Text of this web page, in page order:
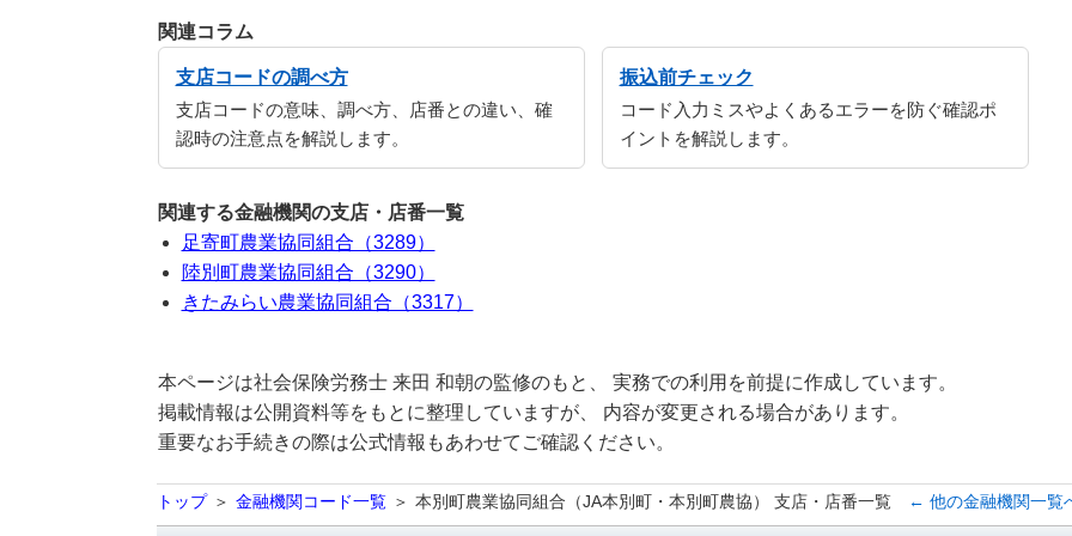
関連コラム
支店コードの調べ方
支店コードの意味、調べ方、店番との違い、確
認時の注意点を解説します。
振込前チェック
コード入力ミスやよくあるエラーを防ぐ確認ポ
イントを解説します。
関連する金融機関の支店・店番一覧
足寄町農業協同組合（3289）
陸別町農業協同組合（3290）
きたみらい農業協同組合（3317）
本ページは社会保険労務士 来田 和朝の監修のもと、 実務での利用を前提に作成しています。
掲載情報は公開資料等をもとに整理していますが、 内容が変更される場合があります。
重要なお手続きの際は公式情報もあわせてご確認ください。
トップ 金融機関コード一覧 本別町農業協同組合（JA本別町・本別町農協） 支店・店番一覧 ← 他の金融機関一覧